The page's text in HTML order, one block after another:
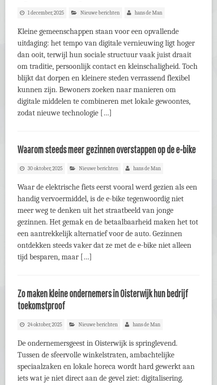
1 december, 2025 Nieuwe berichten hans de Man
Kleine gemeenschappen staan voor een opvallende
uitdaging: het tempo van digitale vernieuwing ligt hoger
dan ooit, terwijl hun sociale structuur vaak juist draait
om traditie, persoonlijk contact en kleinschaligheid. Toch
blijkt dat dorpen en kleinere steden verrassend flexibel
kunnen zijn. Bewoners zoeken naar manieren om
digitale middelen te combineren met lokale gewoontes,
zodat nieuwe technologie […]
Waarom steeds meer gezinnen overstappen op de e-bike
30 oktober, 2025 Nieuwe berichten hans de Man
Waar de elektrische fiets eerst vooral werd gezien als een
handig vervoermiddel, is de e-bike tegenwoordig niet
meer weg te denken uit het straatbeeld van jonge
gezinnen. Het gemak en de betaalbaarheid maken het tot
een aantrekkelijk alternatief voor de auto. Gezinnen
ontdekken steeds vaker dat ze met de e-bike niet alleen
tijd besparen, maar […]
Zo maken kleine ondernemers in Oisterwijk hun bedrijf
toekomstproof
24 oktober, 2025 Nieuwe berichten hans de Man
De ondernemersgeest in Oisterwijk is springlevend.
Tussen de sfeervolle winkelstraten, ambachtelijke
speciaalzaken en lokale horeca wordt hard gewerkt aan
iets wat je niet direct aan de gevel ziet: digitalisering.